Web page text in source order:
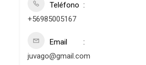
Teléfono
+56985005167
Email
juvago@gmail.com